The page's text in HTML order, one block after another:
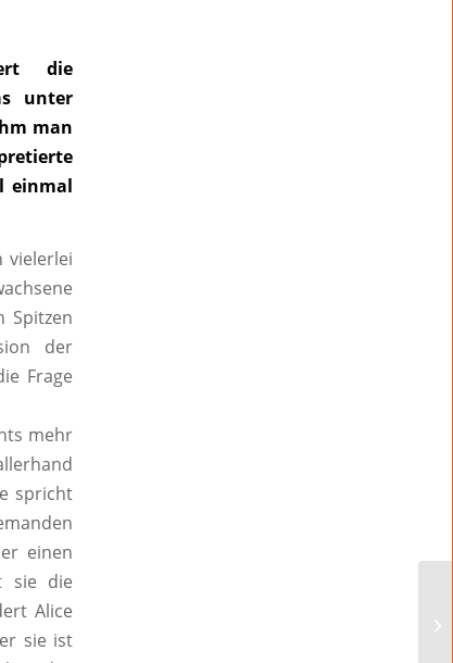
die
unter
man
einmal
vielerlei
Spitzen
der
Frage
mehr
spricht
einen
sie die
Alice
sie ist